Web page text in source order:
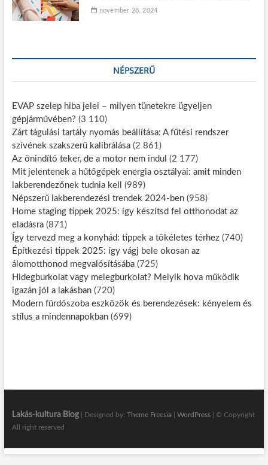
november 28, 2024
NÉPSZERŰ
EVAP szelep hiba jelei – milyen tünetekre ügyeljen
gépjárművében? (3 110)
Zárt tágulási tartály nyomás beállítása: A fűtési rendszer
szívének szakszerű kalibrálása (2 861)
Az önindító teker, de a motor nem indul (2 177)
Mit jelentenek a hűtőgépek energia osztályai: amit minden
lakberendezőnek tudnia kell
(989)
Népszerű lakberendezési trendek 2024-ben (958)
Home staging tippek 2025: így készítsd fel otthonodat az
eladásra (871)
Így tervezd meg a konyhád: tippek a tökéletes térhez (740)
Építkezési tippek 2025: így vágj bele okosan az
álomotthonod megvalósításába (725)
Hidegburkolat vagy melegburkolat? Melyik hova működik
igazán jól a lakásban (720)
Modern fürdőszoba eszközök és berendezések: kényelem és
stílus a mindennapokban (699)
Lakás-kultura Blog| Designed by: Theme Freesia WordPress| © Copyright
All right reserved